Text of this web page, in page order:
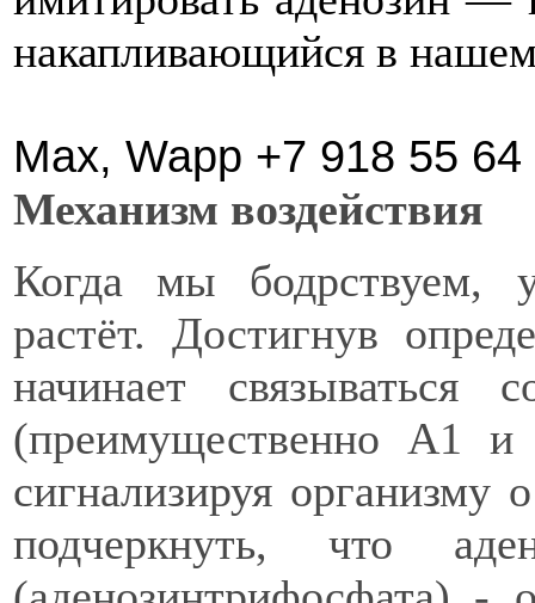
накапливающийся в
Max, Wapp +7 918 55 64
Механизм воздействия
Когда мы бодрствуем,
растёт. Достигнув
начинает связываться
(преимущественно A1
сигнализируя
подчеркнуть, что